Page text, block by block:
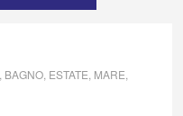
BAGNO ESTATE MARE